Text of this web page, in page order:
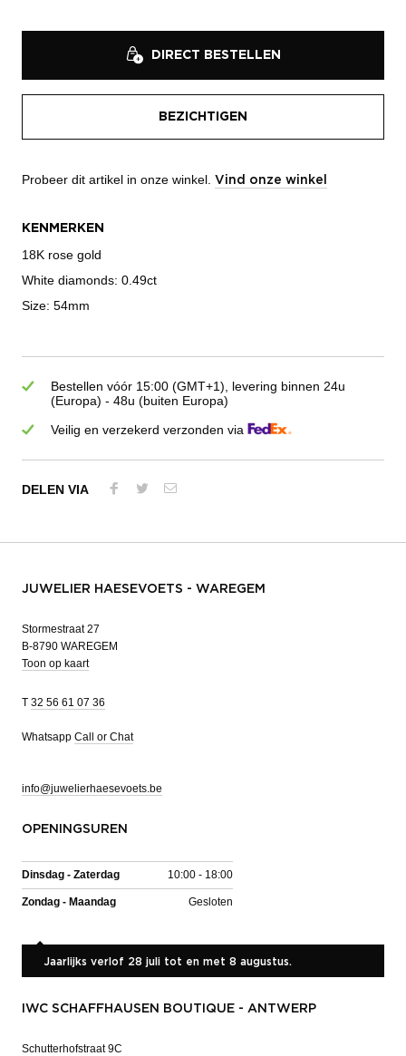
DIRECT BESTELLEN
BEZICHTIGEN
Probeer dit artikel in onze winkel. Vind onze winkel
KENMERKEN
18K rose gold
White diamonds: 0.49ct
Size: 54mm
Bestellen vóór 15:00 (GMT+1), levering binnen 24u
(Europa) - 48u (buiten Europa)
Veilig en verzekerd verzonden via
DELEN VIA
JUWELIER HAESEVOETS - WAREGEM
Stormestraat 27
B-8790 WAREGEM
Toon op kaart
T 32 56 61 07 36
Whatsapp Call or Chat
info@juwelierhaesevoets.be
OPENINGSUREN
Dinsdag - Zaterdag 10:00 - 18:00
Zondag - Maandag Gesloten
Jaarlijks verlof 28 juli tot en met 8 augustus.
IWC SCHAFFHAUSEN BOUTIQUE - ANTWERP
Schutterhofstraat 9C